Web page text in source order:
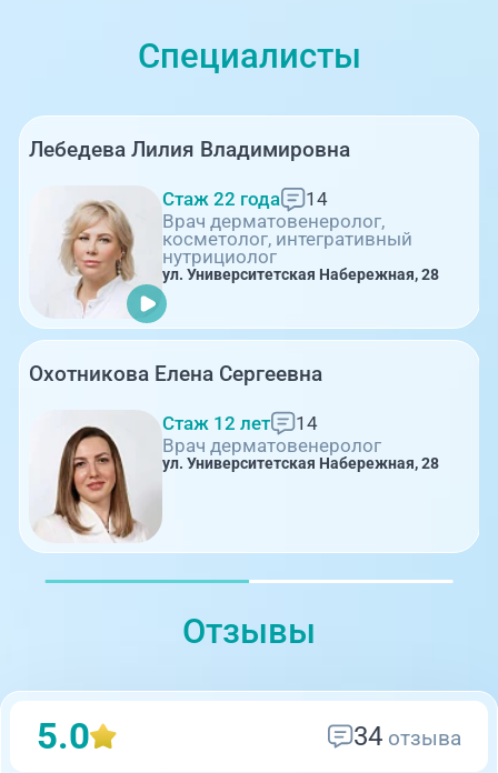
Специалисты
Лебедева Лилия Владимировна
Стаж 22 года
14
Врач дерматовенеролог,
косметолог, интегративный
нутрициолог
ул. Университетская Набережная, 28
Охотникова Елена Сергеевна
Стаж 12 лет
14
Врач дерматовенеролог
ул. Университетская Набережная, 28
Отзывы
5.0 34отзыва